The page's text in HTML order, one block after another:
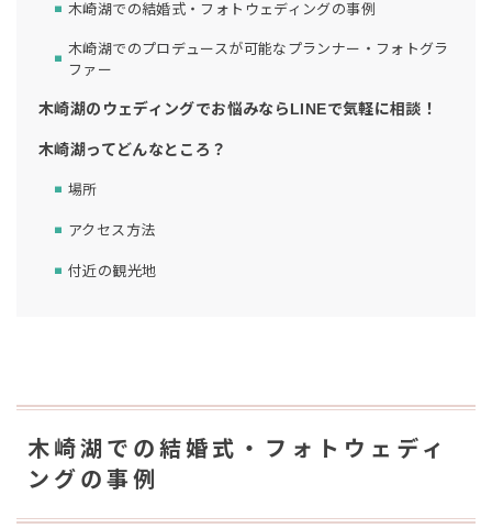
木崎湖での結婚式・フォトウェディングの事例
木崎湖でのプロデュースが可能なプランナー・フォトグラ
ファー
木崎湖のウェディングでお悩みならLINEで気軽に相談！
木崎湖ってどんなところ？
場所
アクセス方法
付近の観光地
木崎湖での結婚式・フォトウェディ
ングの事例